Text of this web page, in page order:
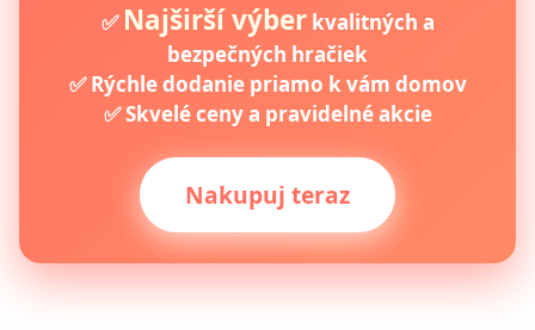
✅ Najširší výberkvalitných a
bezpečných hračiek
✅ Rýchle dodanie priamo k vám domov
✅ Skvelé ceny a pravidelné akcie
Nakupuj teraz